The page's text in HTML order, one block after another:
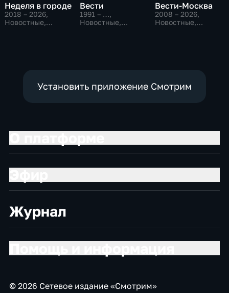
Неделя в городе
2018 – 2026,
Новостные,
Вести
1991 – …,
Новостные,
Вести-Москва
2008 – 2026,
Новостные,
Установить приложение Смотрим
Журнал
© 2026 Сетевое издание «Смотрим»